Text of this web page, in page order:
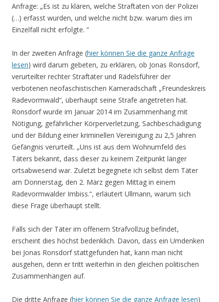
Anfrage: „Es ist zu klären, welche Straftaten von der Polizei
(…) erfasst wurden, und welche nicht bzw. warum dies im
Einzelfall nicht erfolgte. “
In der zweiten Anfrage (hier können Sie die ganze Anfrage
lesen) wird darum gebeten, zu erklären, ob Jonas Ronsdorf,
verurteilter rechter Straftäter und Rädelsführer der
verbotenen neofaschistischen Kameradschaft „Freundeskreis
Radevormwald“, überhaupt seine Strafe angetreten hat.
Ronsdorf wurde im Januar 2014 im Zusammenhang mit
Nötigung, gefährlicher Körperverletzung, Sachbeschädigung
und der Bildung einer kriminellen Vereinigung zu 2,5 Jahren
Gefängnis verurteilt. „Uns ist aus dem Wohnumfeld des
Täters bekannt, dass dieser zu keinem Zeitpunkt länger
ortsabwesend war. Zuletzt begegnete ich selbst dem Täter
am Donnerstag, den 2. März gegen Mittag in einem
Radevormwalder Imbiss.“, erläutert Ullmann, warum sich
diese Frage überhaupt stellt.
Falls sich der Täter im offenem Strafvollzug befindet,
erscheint dies höchst bedenklich. Davon, dass ein Umdenken
bei Jonas Ronsdorf stattgefunden hat, kann man nicht
ausgehen, denn er tritt weiterhin in den gleichen politischen
Zusammenhängen auf.
Die dritte Anfrage (hier können Sie die ganze Anfrage lesen)